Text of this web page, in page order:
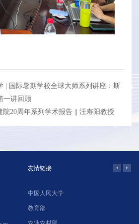
| 国际暑期学校全球大师系列讲座：斯
一讲回顾
院20周年系列学术报告 || 汪寿阳教授
友情链接
中国人民大学
教育部